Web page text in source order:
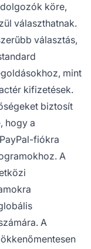
köre,
választhatnak.
választás,
mint
kifizetések.
biztosít
hogy a
fiókra
A
A